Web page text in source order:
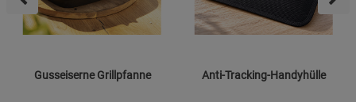
Gusseiserne Grillpfanne Anti-Tracking-Handyhülle